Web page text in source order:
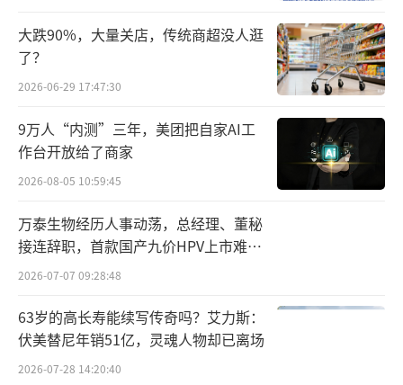
国际市场。“高、中、低端产品、原料药与供
应链都聚齐了。”
对于这一联盟的成立，更有人戏谑
道：“不如直接把联盟外国家的名字点出来
吧。”
事实上，近年来美国针对中国企业制裁名
单不断被拉长。从2022年美国证券交易委员会
将5家中国公司列入《外国公司问责法》的暂定
清单，到2023年美国财政部海外资产控制办公
室对两家中国药企及相关个人实施制裁，再到2
024年《生物安全法案》对药明、华大的制
大跌90%，大量关店，传统商超没人逛
了？
2026-06-29 17:47:30
9万人“内测”三年，美团把自家AI工
作台开放给了商家
2026-08-05 10:59:45
万泰生物经历人事动荡，总经理、董秘
接连辞职，首款国产九价HPV上市难抵
业绩下滑
2026-07-07 09:28:48
63岁的高长寿能续写传奇吗？艾力斯：
伏美替尼年销51亿，灵魂人物却已离场
2026-07-28 14:20:40